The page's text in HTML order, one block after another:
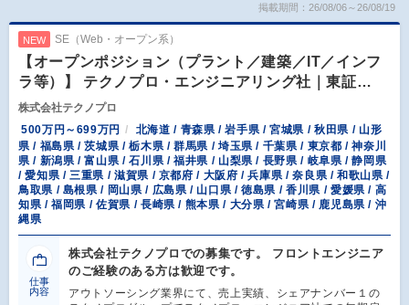
掲載期間：26/08/06～26/08/19
NEW SE（Web・オープン系）
【オープンポジション（プラント／建築／IT／インフ
ラ等）】 テクノプロ・エンジニアリング社｜東証…
株式会社テクノプロ
500万円～699万円
北海道 / 青森県 / 岩手県 / 宮城県 / 秋田県 / 山形
県 / 福島県 / 茨城県 / 栃木県 / 群馬県 / 埼玉県 / 千葉県 / 東京都 / 神奈川
県 / 新潟県 / 富山県 / 石川県 / 福井県 / 山梨県 / 長野県 / 岐阜県 / 静岡県
/ 愛知県 / 三重県 / 滋賀県 / 京都府 / 大阪府 / 兵庫県 / 奈良県 / 和歌山県 /
鳥取県 / 島根県 / 岡山県 / 広島県 / 山口県 / 徳島県 / 香川県 / 愛媛県 / 高
知県 / 福岡県 / 佐賀県 / 長崎県 / 熊本県 / 大分県 / 宮崎県 / 鹿児島県 / 沖
縄県
仕事
内容
株式会社テクノプロでの募集です。 フロントエンジニア
のご経験のある方は歓迎です。
アウトソーシング業界にて、売上実績、シェアナンバー１の